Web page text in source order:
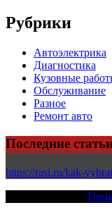
Рубрики
Автоэлектрика
Диагностика
Кузовные
Обслуживание
Разное
Ремонт авто
Последние
https://rasi.ru/kak-